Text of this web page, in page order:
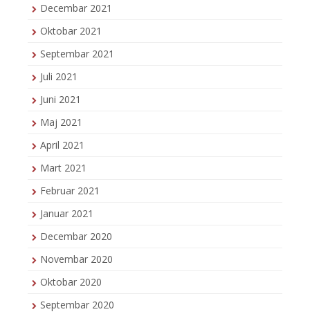
Decembar 2021
Oktobar 2021
Septembar 2021
Juli 2021
Juni 2021
Maj 2021
April 2021
Mart 2021
Februar 2021
Januar 2021
Decembar 2020
Novembar 2020
Oktobar 2020
Septembar 2020